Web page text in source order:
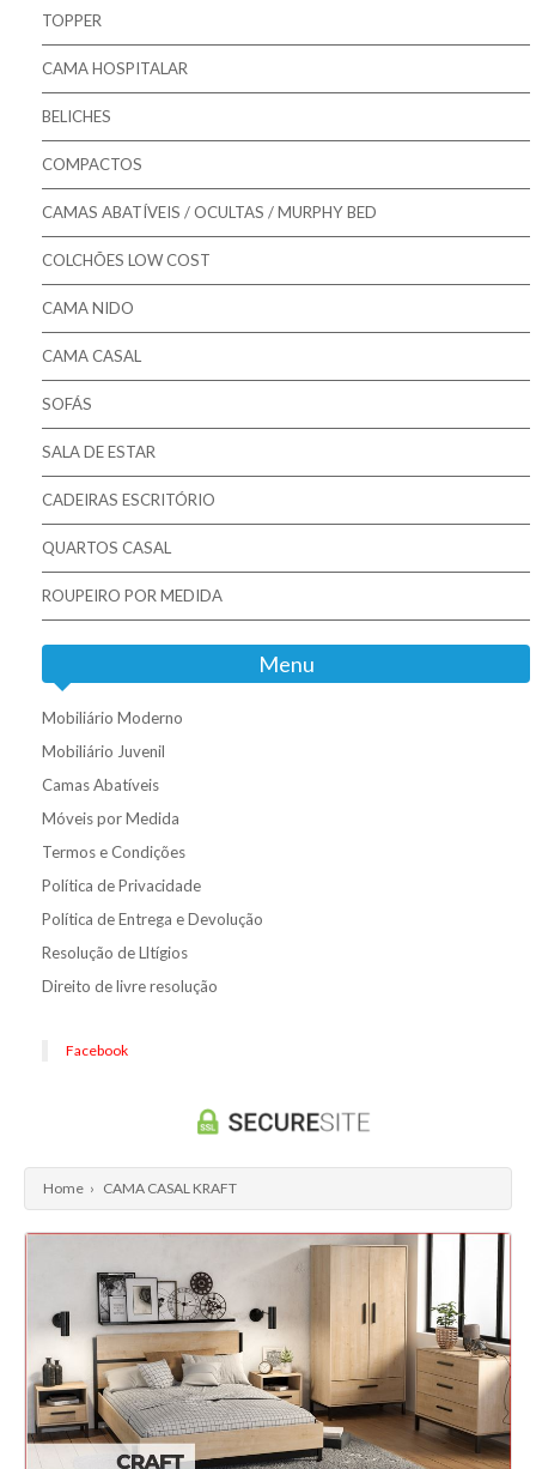
Pikolin - Bases
Bestbed - Sommiers
Mindol - Bases
TOPPER
CAMA HOSPITALAR
BELICHES
COMPACTOS
CAMAS ABATÍVEIS / OCULTAS / MURPHY BED
COLCHÕES LOW COST
CAMA NIDO
CAMA CASAL
SOFÁS
SALA DE ESTAR
CADEIRAS ESCRITÓRIO
QUARTOS CASAL
ROUPEIRO POR MEDIDA
Menu
Mobiliário Moderno
Mobiliário Juvenil
Camas Abatíveis
Móveis por Medida
Termos e Condições
Política de Privacidade
Política de Entrega e Devolução
Resolução de Lltígios
Direito de livre resolução
Facebook
Home › CAMA CASAL KRAFT